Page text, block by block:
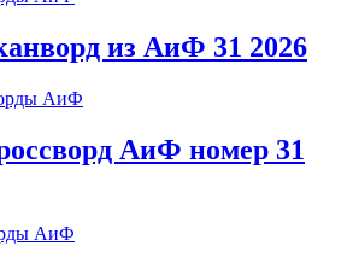
из АиФ 31 2026
АиФ номер 31